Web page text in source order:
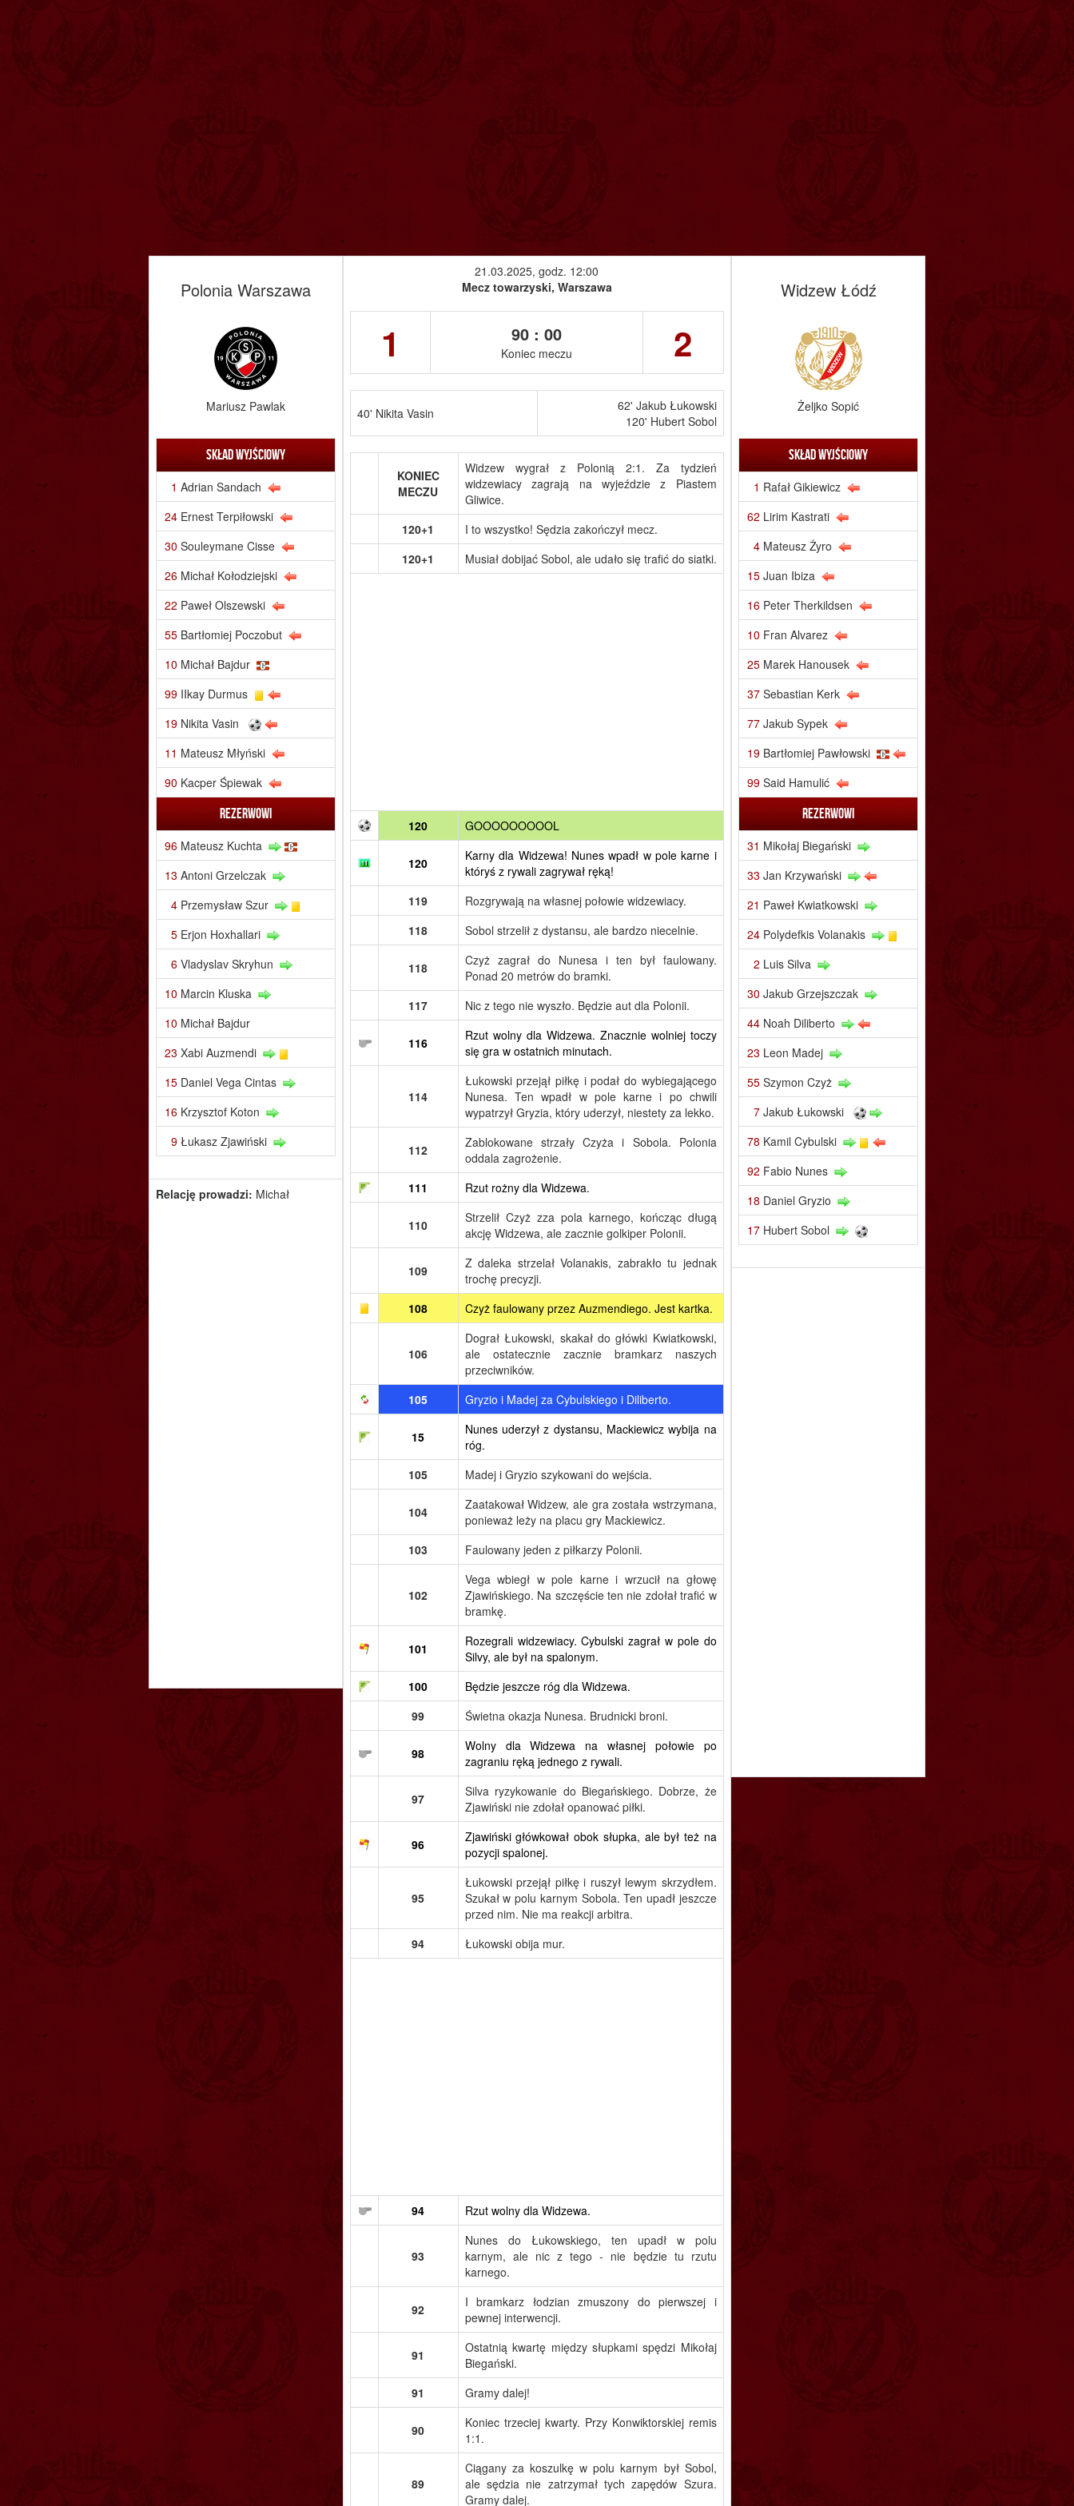
21.03.2025, godz. 12:00
Mecz towarzyski, Warszawa
1 90 : 00
Koniec meczu 2
40' Nikita Vasin
62' Jakub Łukowski
120' Hubert Sobol
KONIEC
MECZU
Widzew wygrał z Polonią 2:1. Za tydzień
widzewiacy zagrają na wyjeździe z Piastem
Gliwice.
120+1
I to wszystko! Sędzia zakończył mecz.
120+1
Musiał dobijać Sobol, ale udało się trafić do siatki.
120 GOOOOOOOOOL
120
Karny dla Widzewa! Nunes wpadł w pole karne i
któryś z rywali zagrywał ręką!
119
Rozgrywają na własnej połowie widzewiacy.
118
Sobol strzelił z dystansu, ale bardzo niecelnie.
118
Czyż zagrał do Nunesa i ten był faulowany.
Ponad 20 metrów do bramki.
117
Nic z tego nie wyszło. Będzie aut dla Polonii.
116
Rzut wolny dla Widzewa. Znacznie wolniej toczy
się gra w ostatnich minutach.
114
Łukowski przejął piłkę i podał do wybiegającego
Nunesa. Ten wpadł w pole karne i po chwili
wypatrzył Gryzia, który uderzył, niestety za lekko.
112
Zablokowane strzały Czyża i Sobola. Polonia
oddala zagrożenie.
111
Rzut rożny dla Widzewa.
110
Strzelił Czyż zza pola karnego, kończąc długą
akcję Widzewa, ale zacznie golkiper Polonii.
109
Z daleka strzelał Volanakis, zabrakło tu jednak
trochę precyzji.
108
Czyż faulowany przez Auzmendiego. Jest kartka.
106
Dograł Łukowski, skakał do główki Kwiatkowski,
ale ostatecznie zacznie bramkarz naszych
przeciwników.
105
Gryzio i Madej za Cybulskiego i Diliberto.
15
Nunes uderzył z dystansu, Mackiewicz wybija na
róg.
105
Madej i Gryzio szykowani do wejścia.
104
Zaatakował Widzew, ale gra została wstrzymana,
ponieważ leży na placu gry Mackiewicz.
103
Faulowany jeden z piłkarzy Polonii.
102
Vega wbiegł w pole karne i wrzucił na głowę
Zjawińskiego. Na szczęście ten nie zdołał trafić w
bramkę.
101
Rozegrali widzewiacy. Cybulski zagrał w pole do
Silvy, ale był na spalonym.
100
Będzie jeszcze róg dla Widzewa.
99
Świetna okazja Nunesa. Brudnicki broni.
98
Wolny dla Widzewa na własnej połowie po
zagraniu ręką jednego z rywali.
97
Silva ryzykowanie do Biegańskiego. Dobrze, że
Zjawiński nie zdołał opanować piłki.
96
Zjawiński główkował obok słupka, ale był też na
pozycji spalonej.
95
Łukowski przejął piłkę i ruszył lewym skrzydłem.
Szukał w polu karnym Sobola. Ten upadł jeszcze
przed nim. Nie ma reakcji arbitra.
94
Łukowski obija mur.
94 Rzut wolny dla Widzewa.
93
Nunes do Łukowskiego, ten upadł w polu
karnym, ale nic z tego - nie będzie tu rzutu
karnego.
92
I bramkarz łodzian zmuszony do pierwszej i
pewnej interwencji.
91
Ostatnią kwartę między słupkami spędzi Mikołaj
Biegański.
91
Gramy dalej!
90
Koniec trzeciej kwarty. Przy Konwiktorskiej remis
1:1.
89
Ciągany za koszulkę w polu karnym był Sobol,
ale sędzia nie zatrzymał tych zapędów Szura.
Gramy dalej.
Polonia Warszawa
Mariusz Pawlak
Skład wyjściowy
1 Adrian Sandach
24 Ernest Terpiłowski
30 Souleymane Cisse
26 Michał Kołodziejski
22 Paweł Olszewski
55 Bartłomiej Poczobut
10 Michał Bajdur
99 IIkay Durmus
19 Nikita Vasin
11 Mateusz Młyński
90 Kacper Śpiewak
Rezerwowi
96 Mateusz Kuchta
13 Antoni Grzelczak
4 Przemysław Szur
5 Erjon Hoxhallari
6 Vladyslav Skryhun
10 Marcin Kluska
10 Michał Bajdur
23 Xabi Auzmendi
15 Daniel Vega Cintas
16 Krzysztof Koton
9 Łukasz Zjawiński
Relację prowadzi: Michał
Widzew Łódź
Żeljko Sopić
Skład wyjściowy
1 Rafał Gikiewicz
62 Lirim Kastrati
4 Mateusz Żyro
15 Juan Ibiza
16 Peter Therkildsen
10 Fran Alvarez
25 Marek Hanousek
37 Sebastian Kerk
77 Jakub Sypek
19 Bartłomiej Pawłowski
99 Said Hamulić
Rezerwowi
31 Mikołaj Biegański
33 Jan Krzywański
21 Paweł Kwiatkowski
24 Polydefkis Volanakis
2 Luis Silva
30 Jakub Grzejszczak
44 Noah Diliberto
23 Leon Madej
55 Szymon Czyż
7 Jakub Łukowski
78 Kamil Cybulski
92 Fabio Nunes
18 Daniel Gryzio
17 Hubert Sobol